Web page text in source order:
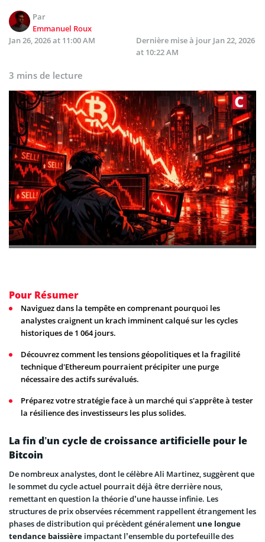
Par
Emmanuel Roux
Jan 26, 2026 at 11:00 AM
Dernière mise à jour Jan 22, 2026
at 10:22 AM
3 mins de lecture
Pour Résumer
Naviguez dans la tempête en comprenant pourquoi les
analystes craignent un krach imminent calqué sur les cycles
historiques de 1 064 jours.
Découvrez comment les tensions géopolitiques et la fragilité
technique d'Ethereum pourraient précipiter une purge
nécessaire des actifs surévalués.
Préparez votre stratégie face à un marché qui s'apprête à tester
la résilience des investisseurs les plus solides.
La fin d’un cycle de croissance artificielle pour le
Bitcoin
De nombreux analystes, dont le célèbre Ali Martinez, suggèrent que
le sommet du cycle actuel pourrait déjà être derrière nous,
remettant en question la théorie d’une hausse infinie. Les
structures de prix observées récemment rappellent étrangement les
phases de distribution qui précèdent généralement une longue
tendance baissière impactant l’ensemble du portefeuille des